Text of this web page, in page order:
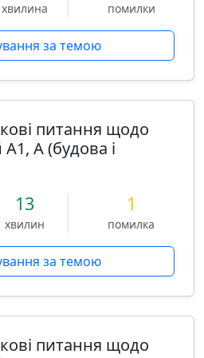
хвилина помилки
за темою
питання щодо
A1, A (будова і
13
хвилин
1
помилка
за темою
питання щодо